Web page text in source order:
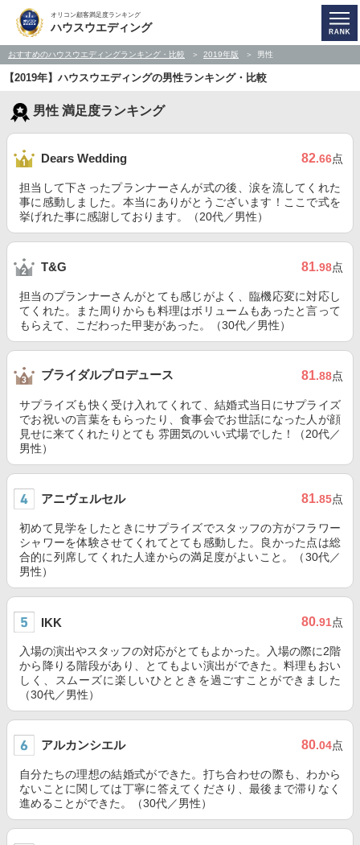
オリコン顧客満足度ランキング
ハウスウエディング
おすすめのハウスウエディングランキング・比較 2019年版 男性
【2019年】ハウスウエディングの男性ランキング・比較
男性 満足度ランキング
Dears Wedding 82.66点
担当して下さったプランナーさんが式の後、涙を流してくれた
事に感動しました。本当にありがとうございます！ここで式を
挙げれた事に感謝しております。（20代／男性）
T&G 81.98点
担当のプランナーさんがとても感じがよく、臨機応変に対応し
てくれた。また周りからも料理はボリュームもあったと言って
もらえて、こだわった甲斐があった。（30代／男性）
ブライダルプロデュース 81.88点
サプライズも快く受け入れてくれて、結婚式当日にサプライズ
でお祝いの言葉をもらったり、食事会でお世話になった人が顔
見せに来てくれたりとても 雰囲気のいい式場でした！（20代／
男性）
アニヴェルセル 81.85点
初めて見学をしたときにサプライズでスタッフの方がフラワー
シャワーを体験させてくれてとても感動した。良かった点は総
合的に列席してくれた人達からの満足度がよいこと。（30代／
男性）
IKK 80.91点
入場の演出やスタッフの対応がとてもよかった。入場の際に2階
から降りる階段があり、とてもよい演出ができた。料理もおい
しく、スムーズに楽しいひとときを過ごすことができました
（30代／男性）
アルカンシエル 80.04点
自分たちの理想の結婚式ができた。打ち合わせの際も、わから
ないことに関しては丁寧に答えてくださり、最後まで滞りなく
進めることができた。（30代／男性）